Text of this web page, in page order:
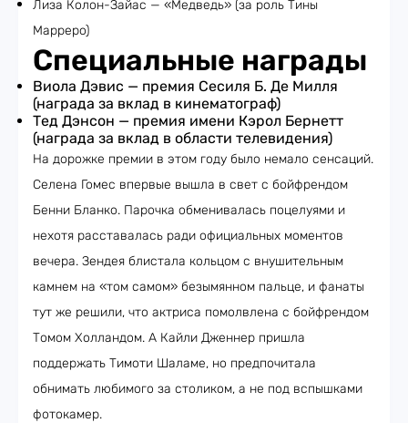
Лиза Колон-Зайас — «Медведь» (за роль Тины
Марреро)
Специальные награды
Виола Дэвис — премия Сесиля Б. Де Милля
(награда за вклад в кинематограф)
Тед Дэнсон — премия имени Кэрол Бернетт
(награда за вклад в области телевидения)
На дорожке премии в этом году было немало сенсаций.
Селена Гомес впервые вышла в свет с бойфрендом
Бенни Бланко. Парочка обменивалась поцелуями и
нехотя расставалась ради официальных моментов
вечера. Зендея блистала кольцом с внушительным
камнем на «том самом» безымянном пальце, и фанаты
тут же решили, что актриса помолвлена с бойфрендом
Томом Холландом. А Кайли Дженнер пришла
поддержать Тимоти Шаламе, но предпочитала
обнимать любимого за столиком, а не под вспышками
фотокамер.